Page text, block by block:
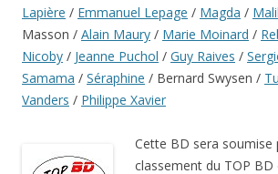
Lapière / Emmanuel Lepage / Magda /
Masson / Alain Maury / Marie Moinard /
Nicoby / Jeanne Puchol / Guy Raives /
Samama / Séraphine / Bernard Swysen /
Vanders / Philippe Xavier
Cette BD sera soumise
classement du TOP BD